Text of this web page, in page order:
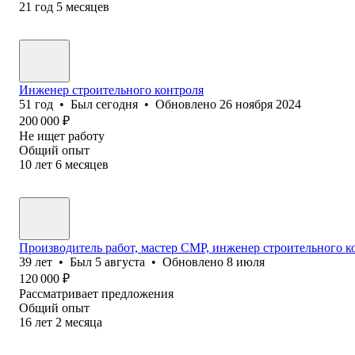
21 год 5 месяцев
Инженер строительного контроля
51 год • Был сегодня • Обновлено 26 ноября 2024
200 000 ₽
Не ищет работу
Общий опыт
10 лет 6 месяцев
Производитель работ, мастер СМР, инженер строительного
39 лет • Был 5 августа • Обновлено 8 июля
120 000 ₽
Рассматривает предложения
Общий опыт
16 лет 2 месяца